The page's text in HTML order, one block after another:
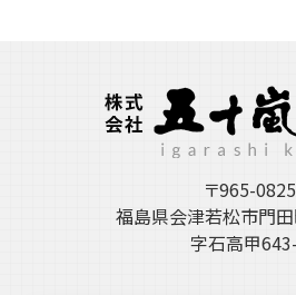
〒965-0825
福島県会津若松市門
字石高甲